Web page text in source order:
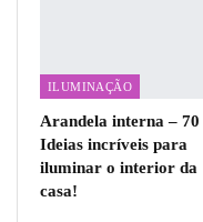
ILUMINAÇÃO
Arandela interna – 70
Ideias incríveis para
iluminar o interior da
casa!